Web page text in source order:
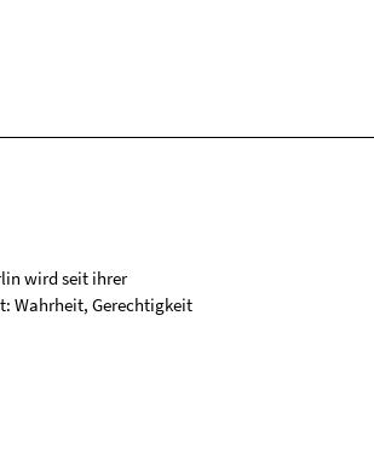
wird seit ihrer
Wahrheit, Gerechtigkeit